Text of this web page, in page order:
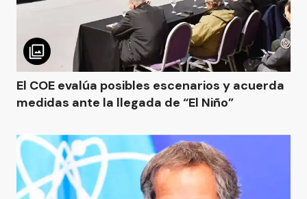
El COE evalúa posibles escenarios y acuerda
medidas ante la llegada de “El Niño”